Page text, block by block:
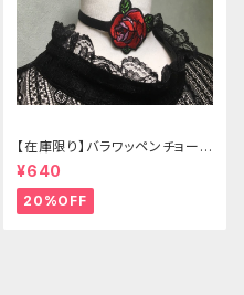
【在庫限り】バラワッペンチョーカ
ー
¥640
20%OFF